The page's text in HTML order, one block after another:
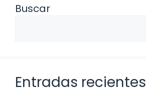
Buscar
Entradas recientes